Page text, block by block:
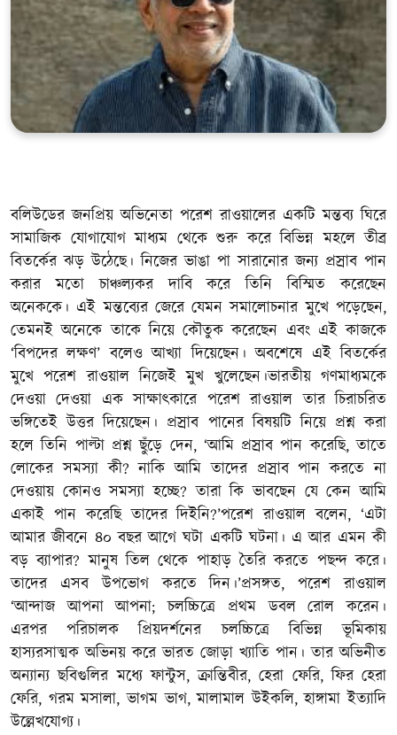
খেলাধুলা
সম্পাদকীয়
সাহিত্য
বলিউডের জনপ্রিয় অভিনেতা পরেশ রাওয়ালের একটি মন্তব্য ঘিরে
সামাজিক যোগাযোগ মাধ্যম থেকে শুরু করে বিভিন্ন মহলে তীব্র
বিতর্কের ঝড় উঠেছে। নিজের ভাঙা পা সারানোর জন্য প্রস্রাব পান
করার মতো চাঞ্চল্যকর দাবি করে তিনি বিস্মিত করেছেন
অনেককে। এই মন্তব্যের জেরে যেমন সমালোচনার মুখে পড়েছেন,
তেমনই অনেকে তাকে নিয়ে কৌতুক করেছেন এবং এই কাজকে
‘বিপদের লক্ষণ’ বলেও আখ্যা দিয়েছেন। অবশেষে এই বিতর্কের
মুখে পরেশ রাওয়াল নিজেই মুখ খুলেছেন।ভারতীয় গণমাধ্যমকে
দেওয়া দেওয়া এক সাক্ষাৎকারে পরেশ রাওয়াল তার চিরাচরিত
ভঙ্গিতেই উত্তর দিয়েছেন। প্রস্রাব পানের বিষয়টি নিয়ে প্রশ্ন করা
হলে তিনি পাল্টা প্রশ্ন ছুঁড়ে দেন, ‘আমি প্রস্রাব পান করেছি, তাতে
লোকের সমস্যা কী? নাকি আমি তাদের প্রস্রাব পান করতে না
দেওয়ায় কোনও সমস্যা হচ্ছে? তারা কি ভাবছেন যে কেন আমি
একাই পান করেছি তাদের দিইনি?’পরেশ রাওয়াল বলেন, ‘এটা
আমার জীবনে ৪০ বছর আগে ঘটা একটি ঘটনা। এ আর এমন কী
বড় ব্যাপার? মানুষ তিল থেকে পাহাড় তৈরি করতে পছন্দ করে।
তাদের এসব উপভোগ করতে দিন।’প্রসঙ্গত, পরেশ রাওয়াল
‘আন্দাজ আপনা আপনা; চলচ্চিত্রে প্রথম ডবল রোল করেন।
এরপর পরিচালক প্রিয়দর্শনের চলচ্চিত্রে বিভিন্ন ভূমিকায়
হাস্যরসাত্মক অভিনয় করে ভারত জোড়া খ্যাতি পান। তার অভিনীত
অন্যান্য ছবিগুলির মধ্যে ফান্টুস, ক্রান্তিবীর, হেরা ফেরি, ফির হেরা
ফেরি, গরম মসালা, ভাগম ভাগ, মালামাল উইকলি, হাঙ্গামা ইত্যাদি
উল্লেখযোগ্য।